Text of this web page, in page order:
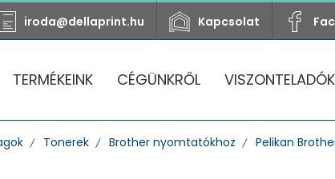
iroda@dellaprint.hu Kapcsolat
TERMÉKEINK CÉGÜNKRŐL
Tonerek Brother nyomtatókhoz Pelikan